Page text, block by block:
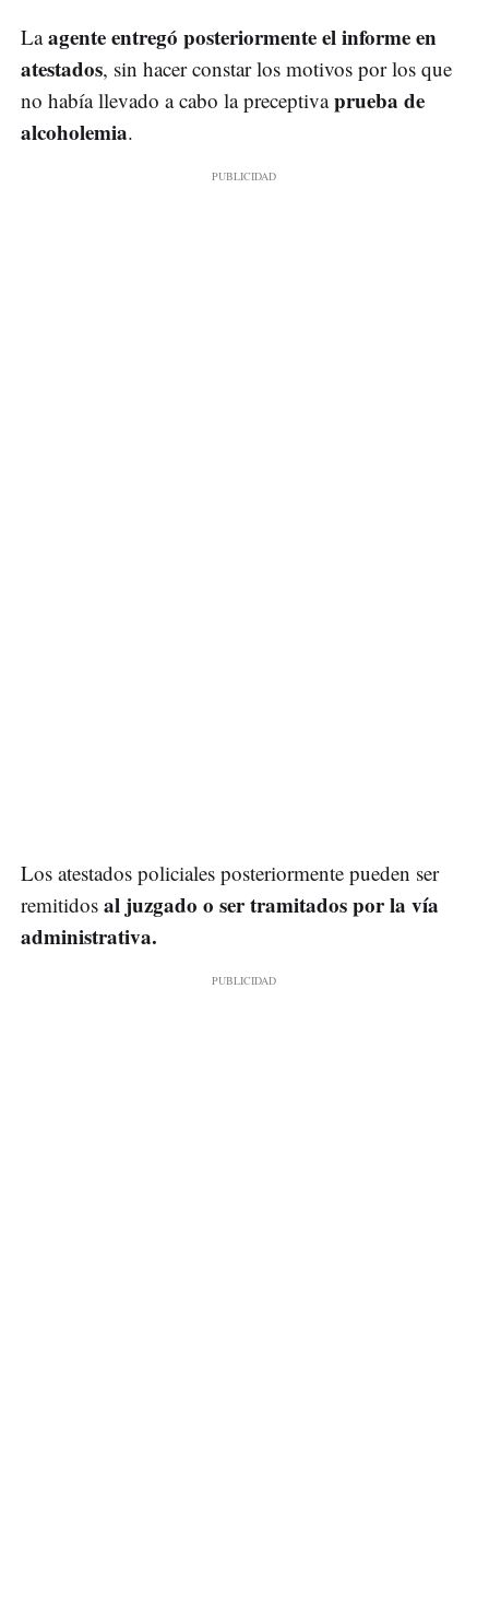
Laagente entregó posteriormente el informe en
atestados, sin hacer constar los motivos por los que
no había llevado a cabo la preceptivaprueba de
alcoholemia.
Los atestados policiales posteriormente pueden ser
remitidos al juzgado o ser tramitados por la vía
administrativa.